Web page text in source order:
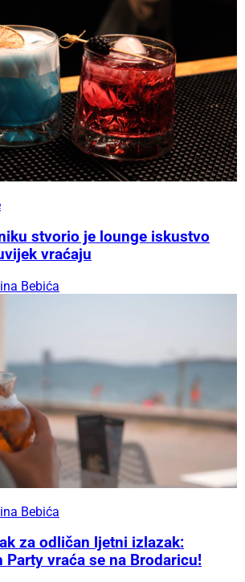
stvorio je lounge iskustvo
vraćaju
Bebića
Bebića
za odličan ljetni izlazak:
Party vraća se na Brodaricu!